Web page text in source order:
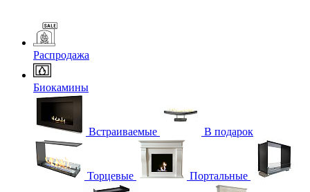
Распродажа
Биокамины
Встраиваемые В подарок
Торцевые Портальные